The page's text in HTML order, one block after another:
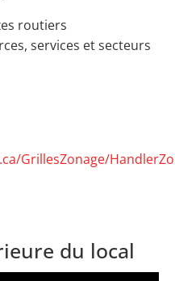
routiers
services et secteurs
GrillesZonage/
du local